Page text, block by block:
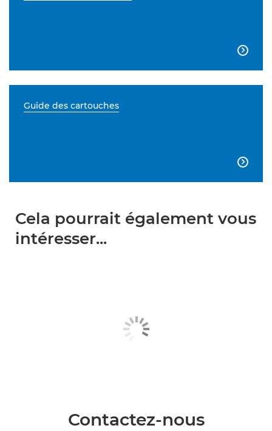

Guide des cartouches

Cela pourrait également vous
intéresser...
Contactez-nous